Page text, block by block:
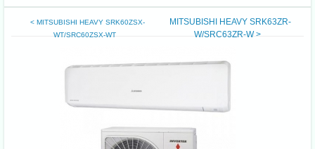
< MITSUBISHI HEAVY SRK60ZSX-
WT/SRC60ZSX-WT
MITSUBISHI HEAVY SRK63ZR-
W/SRC63ZR-W >